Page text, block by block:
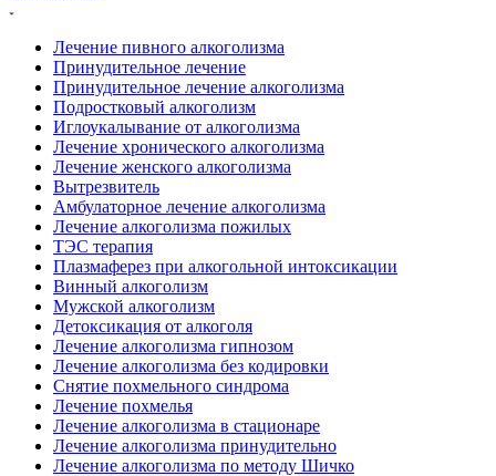
Лечение пивного алкоголизма
Принудительное лечение
Принудительное лечение алкоголизма
Подростковый алкоголизм
Иглоукалывание от алкоголизма
Лечение хронического алкоголизма
Лечение женского алкоголизма
Вытрезвитель
Амбулаторное лечение алкоголизма
Лечение алкоголизма пожилых
ТЭС терапия
Плазмаферез при алкогольной интоксикации
Винный алкоголизм
Мужской алкоголизм
Детоксикация от алкоголя
Лечение алкоголизма гипнозом
Лечение алкоголизма без кодировки
Снятие похмельного синдрома
Лечение похмелья
Лечение алкоголизма в стационаре
Лечение алкоголизма принудительно
Лечение алкоголизма по методу Шичко